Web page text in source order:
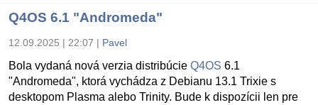
Q4OS 6.1 "Andromeda"
12.09.2025 | 22:07 | Pavel
Bola vydaná nová verzia distribúcie Q4OS 6.1
"Andromeda", ktorá vychádza z Debianu 13.1 Trixie s
desktopom Plasma alebo Trinity. Bude k dispozícii len pre